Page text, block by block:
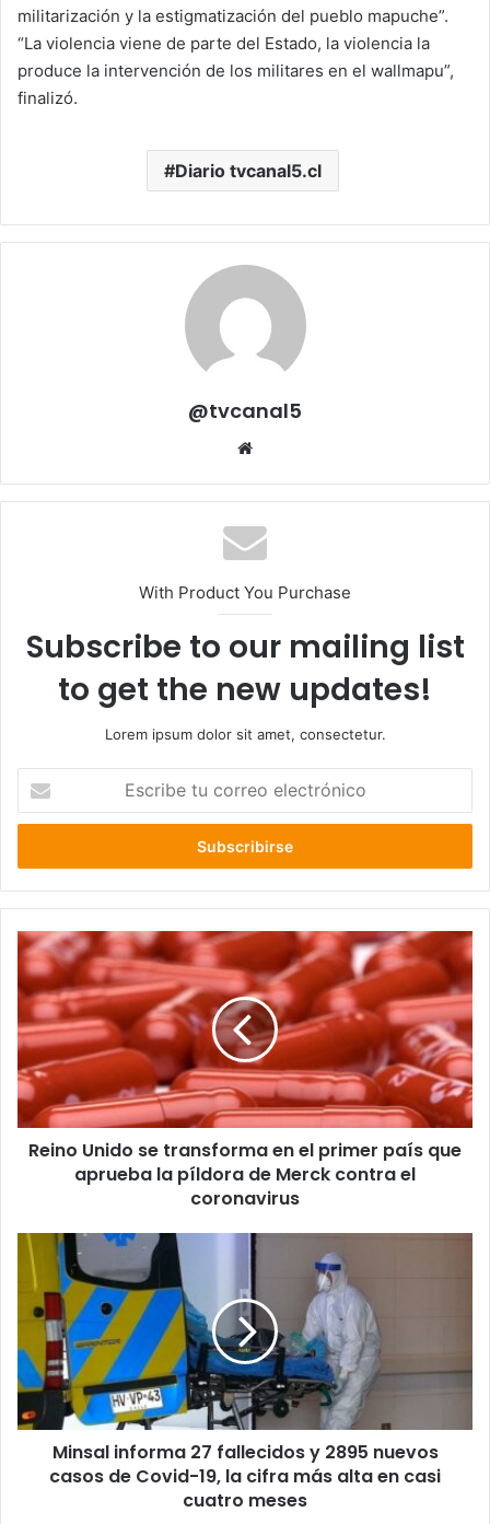
militarización y la estigmatización del pueblo mapuche”.
“La violencia viene de parte del Estado, la violencia la
produce la intervención de los militares en el wallmapu”,
finalizó.
Diario tvcanal5.cl
@tvcanal5
With Product You Purchase
Subscribe to our mailing list
to get the new updates!
Lorem ipsum dolor sit amet, consectetur.
correo
Reino
Unido
se
transforma
en
el
primer
país
que
aprueba
Merck
contra
coronavirus
Reino Unido se transforma en el primer país que
aprueba la píldora de Merck contra el
coronavirus
Minsal
informa
fallecidos
2895
nuevos
casos
de
Covid-Minsal informa 27 fallecidos y 2895 nuevos
casos de Covid-19, la cifra más alta en casi
cuatro meses